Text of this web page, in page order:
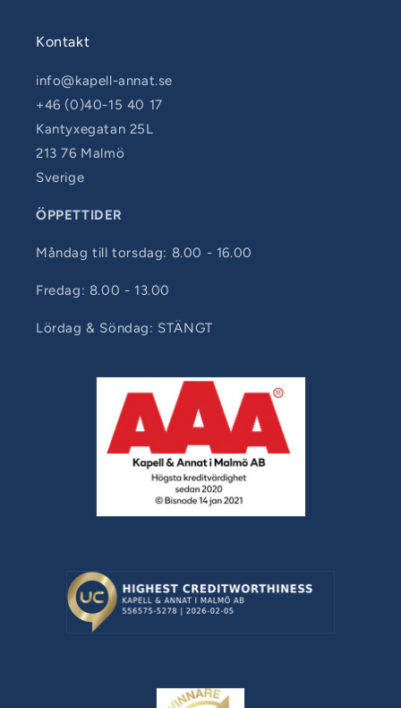
Kontakt
info@kapell-annat.se
+46 (0)40-15 40 17
Kantyxegatan 25L
213 76 Malmö
Sverige
ÖPPETTIDER
Måndag till torsdag: 8.00 - 16.00
Fredag: 8.00 - 13.00
Lördag & Söndag: STÄNGT